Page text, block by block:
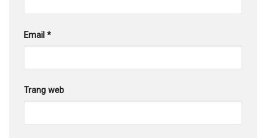
Email *
Trang web